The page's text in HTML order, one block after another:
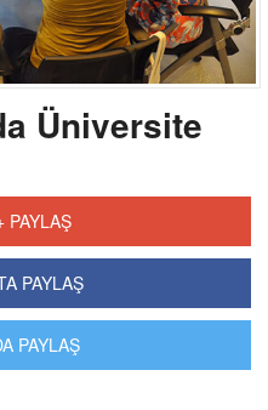
Üniversite
PAYLAŞ
PAYLAŞ